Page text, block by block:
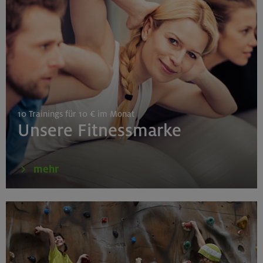
Gilching
26.08.26
Schnupperkletterkurs indoor
München
27./28.08.26
Grundkurs Klettern indoor
Gilching
30.08./06./13.09.26
10 Trainings für 10 € im Monat
Unsere Fitnessmarke
mehr